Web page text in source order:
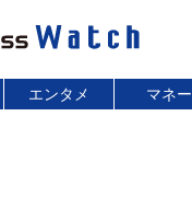
エンタメ マネー